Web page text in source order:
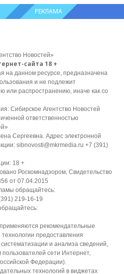
РЕКЛАМА
Новостей»
сайта 18 +
на данном ресурсе, предназначена
и не подлежит
или распространению, иначе как со
Сибирское Агентство Новостей
ответственностью
Сергеевна. Адрес электронной
sibnovosti@mkrmedia.ru +7 (391)
18 +
Роскомнадзором, Свидетельство
от 07.04.2015
обращайтесь:
219-16-19
рекомендательные
предоставления
и анализа сведений,
сети Интернет,
Федерации).
технологий в виджетах